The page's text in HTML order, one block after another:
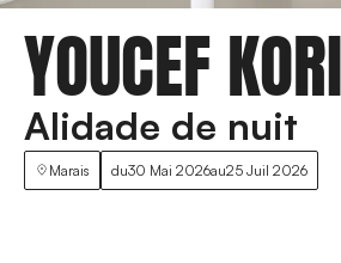
YOUCEF
Marais du30 Mai 2026au25 Juil 2026
Alidade de nuit